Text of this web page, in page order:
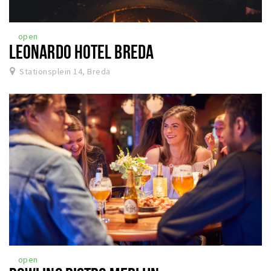
open
LEONARDO HOTEL BREDA
Stationsplein 14, Breda
open